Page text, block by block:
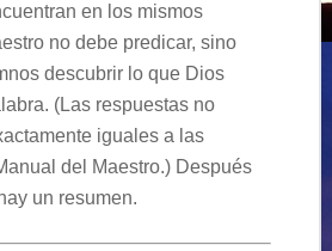
en los mismos
no debe predicar, sino
descubrir lo que Dios
(Las respuestas no
iguales a las
del Maestro.) Después
un resumen.